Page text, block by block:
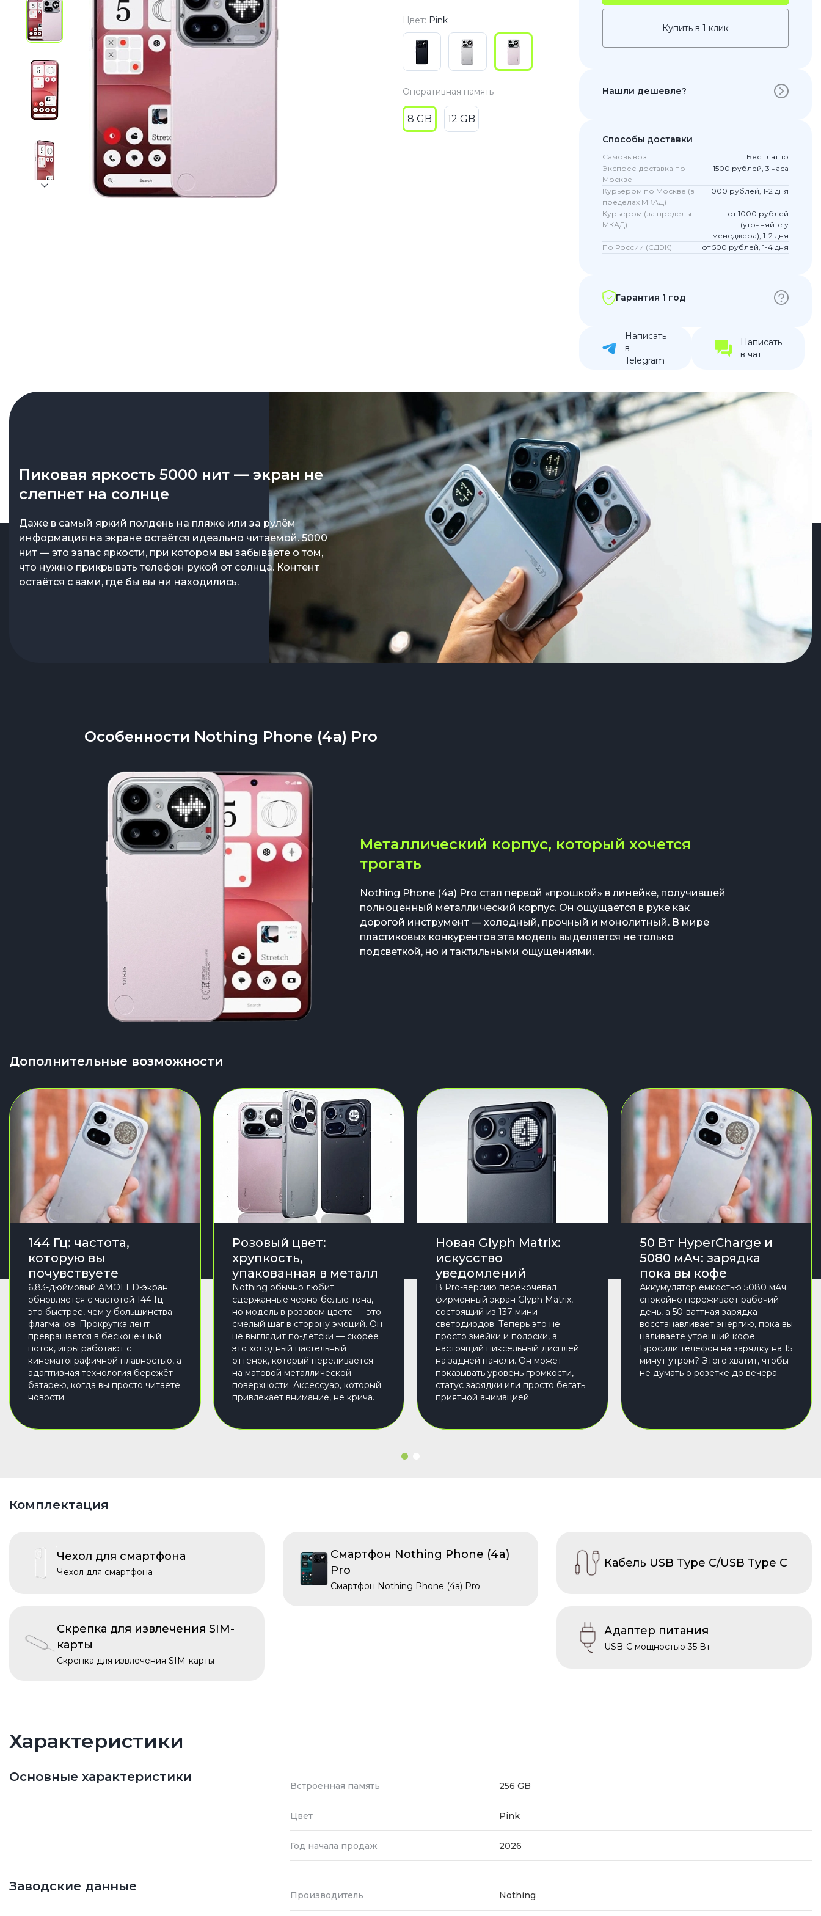
iPhone 13
iPhone 12
iPhone 11
Pixel 8
Pixel 7
Pixel 6
Внешние аккумуляторы
Автомобильные держатели
Цвет: Pink
Оперативная память
8 GB 12 GB
Купить в 1 клик
Нашли дешевле?
Способы доставки
Самовывоз
Бесплатно
Экспрес-доставка по
Москве
1500 рублей, 3 часа
Курьером по Москве (в
пределах МКАД)
1000 рублей, 1-2 дня
Курьером (за пределы
МКАД)
от 1000 рублей
(уточняйте у
менеджера), 1-2 дня
По России (СДЭК)
от 500 рублей, 1-4 дня
Гарантия 1 год
Написать
в
Telegram
Написать
в чат
Пиковая яркость 5000 нит — экран не
слепнет на солнце
Даже в самый яркий полдень на пляже или за рулём
информация на экране остаётся идеально читаемой. 5000
нит — это запас яркости, при котором вы забываете о том,
что нужно прикрывать телефон рукой от солнца. Контент
остаётся с вами, где бы вы ни находились.
Особенности Nothing Phone (4a) Pro
Металлический корпус, который хочется
трогать
Nothing Phone (4a) Pro стал первой «прошкой» в линейке, получившей
полноценный металлический корпус. Он ощущается в руке как
дорогой инструмент — холодный, прочный и монолитный. В мире
пластиковых конкурентов эта модель выделяется не только
подсветкой, но и тактильными ощущениями.
Дополнительные возможности
144 Гц: частота,
которую вы
почувствуете
6,83-дюймовый AMOLED-экран
обновляется с частотой 144 Гц —
это быстрее, чем у большинства
флагманов. Прокрутка лент
превращается в бесконечный
поток, игры работают с
кинематографичной плавностью, а
адаптивная технология бережёт
батарею, когда вы просто читаете
новости.
Розовый цвет:
хрупкость,
упакованная в металл
Nothing обычно любит
сдержанные чёрно-белые тона,
но модель в розовом цвете — это
смелый шаг в сторону эмоций. Он
не выглядит по-детски — скорее
это холодный пастельный
оттенок, который переливается
на матовой металлической
поверхности. Аксессуар, который
привлекает внимание, не крича.
Новая Glyph Matrix:
искусство
уведомлений
В Pro-версию перекочевал
фирменный экран Glyph Matrix,
состоящий из 137 мини-
светодиодов. Теперь это не
просто змейки и полоски, а
настоящий пиксельный дисплей
на задней панели. Он может
показывать уровень громкости,
статус зарядки или просто бегать
приятной анимацией.
50 Вт HyperCharge и
5080 мАч: зарядка
пока вы кофе
Аккумулятор ёмкостью 5080 мАч
спокойно переживает рабочий
день, а 50-ваттная зарядка
восстанавливает энергию, пока вы
наливаете утренний кофе.
Бросили телефон на зарядку на 15
минут утром? Этого хватит, чтобы
не думать о розетке до вечера.
Комплектация
Чехол для смартфона
Чехол для смартфона
Смартфон Nothing Phone (4a)
Pro
Смартфон Nothing Phone (4a) Pro
Кабель USB Type C/USB Type C
Скрепка для извлечения SIM-
карты
Скрепка для извлечения SIM-карты
Адаптер питания
USB-C мощностью 35 Вт
Характеристики
Основные характеристики
Встроенная память 256 GB
Цвет Pink
Год начала продаж 2026
Заводские данные
Производитель Nothing